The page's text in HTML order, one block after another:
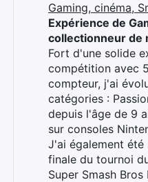
Gaming, cinéma,
Expérience de
collectionneur de
Fort d'une solide
compétition avec
compteur, j'ai
catégories :
depuis l'âge de 9
sur consoles
J'ai également été
finale du tournoi
Super Smash